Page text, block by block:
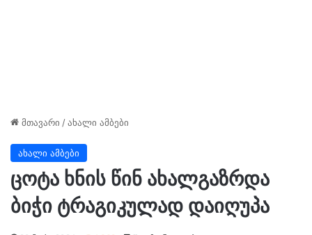
მთავარი /ახალი ამბები
ახალი ამბები
ცოტა ხნის წინ ახალგაზრდა
ბიჭი ტრაგიკულად დაიღუპა